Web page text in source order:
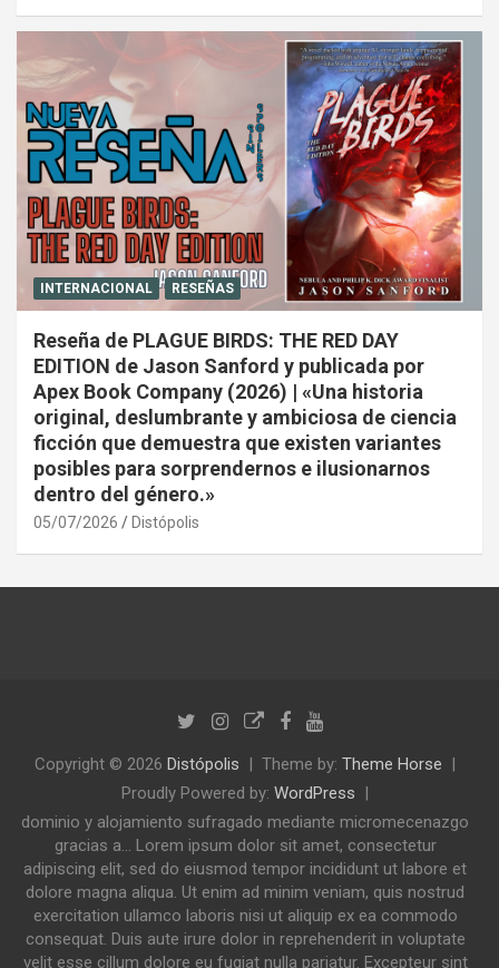
INTERNACIONAL RESEÑAS
Reseña de PLAGUE BIRDS: THE RED DAY
EDITION de Jason Sanford y publicada por
Apex Book Company (2026) | «Una historia
original, deslumbrante y ambiciosa de ciencia
ficción que demuestra que existen variantes
posibles para sorprendernos e ilusionarnos
dentro del género.»
05/07/2026 Distópolis
Copyright © 2026 Distópolis Theme by: Theme Horse
Proudly Powered by: WordPress
dominio y alojamiento sufragado mediante micromecenazgo
gracias a... Lorem ipsum dolor sit amet, consectetur
adipiscing elit, sed do eiusmod tempor incididunt ut labore et
dolore magna aliqua. Ut enim ad minim veniam, quis nostrud
exercitation ullamco laboris nisi ut aliquip ex ea commodo
consequat. Duis aute irure dolor in reprehenderit in voluptate
velit esse cillum dolore eu fugiat nulla pariatur. Excepteur sint